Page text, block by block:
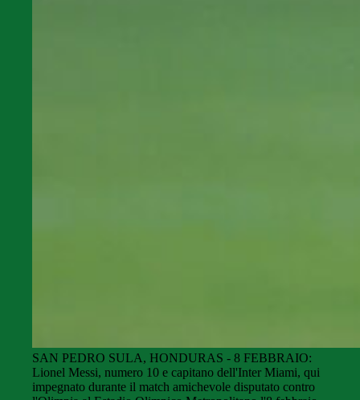
SAN PEDRO SULA, HONDURAS - 8 FEBBRAIO:
Lionel Messi, numero 10 e capitano dell'Inter Miami, qui
impegnato durante il match amichevole disputato contro